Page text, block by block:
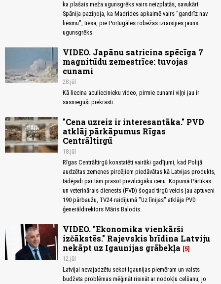
ka plašais meža ugunsgrēks vairs neizplatās, savukārt
Spānija paziņoja, ka Madrides apkaimē vairs "gandrīz nav
liesmu", tiesa, pie Portugāles robežas izraisījies jauns
ugunsgrēks.
VIDEO. Japānu satricina spēcīga 7
magnitūdu zemestrīce: tuvojas
cunami
28.jūl
Kā liecina aculiecinieku video, pirmie cunami viļņi jau ir
sasnieguši piekrasti.
"Cena uzreiz ir interesantāka." PVD
atklāj pārkāpumus Rīgas
Centrāltirgū
18.jūl
Rīgas Centrāltirgū konstatēti vairāki gadījumi, kad Polijā
audzētas zemenes pircējiem piedāvātas kā Latvijas produkts,
tādējādi par tām prasot pievilcīgāku cenu. Kopumā Pārtikas
un veterinārais dienests (PVD) šogad tirgū veicis jau aptuveni
190 pārbaužu, TV24 raidījumā "Uz līnijas" atklāja PVD
ģenerāldirektors Māris Balodis.
VIDEO. "Ekonomika vienkārši
izčākstēs." Rajevskis brīdina Latviju
nekāpt uz Igaunijas grābekļa 5
12.jūl
Latvijai nevajadzētu sekot Igaunijas piemēram un valsts
budžeta problēmas mēģināt risināt ar nodokļu celšanu, jo